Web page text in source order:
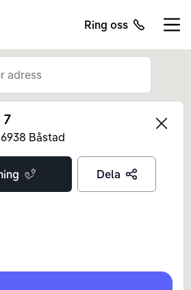
Ring oss
Left
7
Båstad
Dela